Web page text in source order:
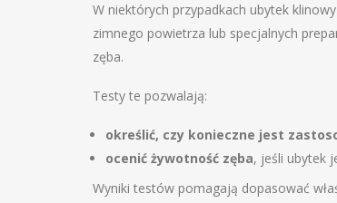
W niektórych przypadkach ubytek
zimnego powietrza lub specjalnych
zęba.
Testy te pozwalają:
określić, czy konieczne jest
ocenić żywotność zęba, jeśli ubytek
Wyniki testów pomagają dopasować